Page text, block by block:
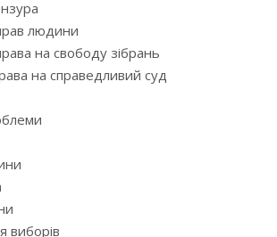
людини
на свободу зібрань
на справедливий суд
виборів